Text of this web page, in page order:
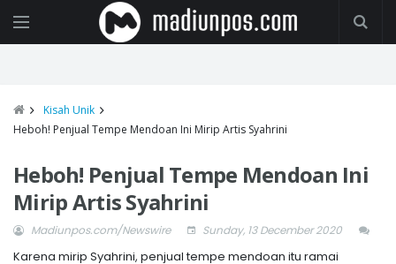
Kisah Unik
Heboh! Penjual Tempe Mendoan Ini Mirip Artis Syahrini
Heboh! Penjual Tempe Mendoan Ini
Mirip Artis Syahrini
Madiunpos.com/Newswire Sunday, 13 December 2020
Karena mirip Syahrini, penjual tempe mendoan itu ramai